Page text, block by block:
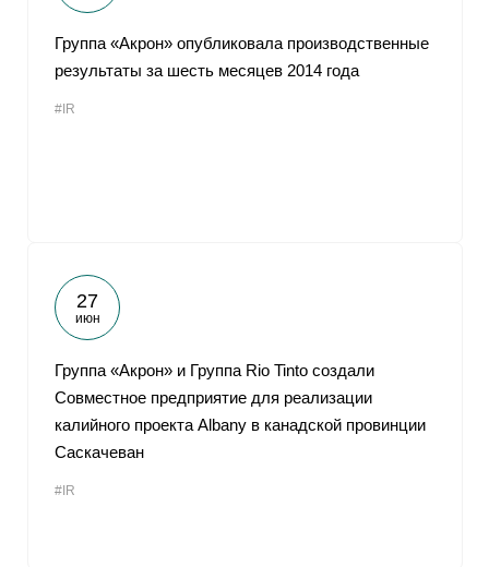
Группа «Акрон» опубликовала производственные
результаты за шесть месяцев 2014 года
#IR
27
июн
Группа «Акрон» и Группа Rio Tinto создали
Совместное предприятие для реализации
калийного проекта Albany в канадской провинции
Саскачеван
#IR